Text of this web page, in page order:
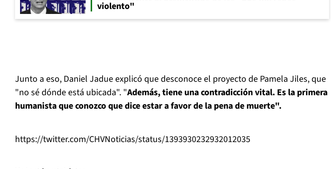
violento"
Junto a eso, Daniel Jadue explicó que desconoce el proyecto de Pamela Jiles, que
"no sé dónde está ubicada". "Además, tiene una contradicción vital. Es la primera
humanista que conozco que dice estar a favor de la pena de muerte".
https://twitter.com/CHVNoticias/status/1393930232932012035